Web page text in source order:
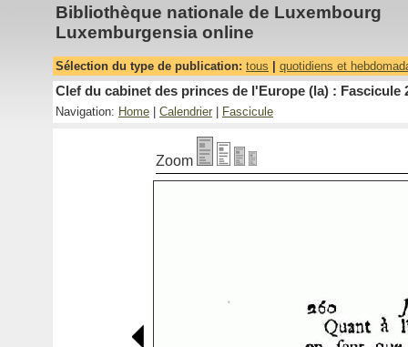
Bibliothèque nationale de Luxembourg
Luxemburgensia online
Sélection du type de publication: tous quotidiens et
Clef du cabinet des princes de l'Europe (la) : Fascicule
Navigation: Home Calendrier Fascicule
Zoom